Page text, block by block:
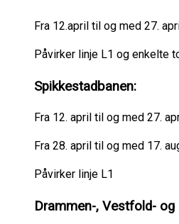
Fra 12.april til og med 27.
Påvirker linje L1 og enkelte
Spikkestadbanen:
Fra 12. april til og med 27.
Fra 28. april til og med 17.
Påvirker linje L1
Drammen-, Vestfold-